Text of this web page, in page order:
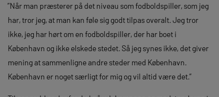
”Når man præsterer på det niveau som fodboldspiller, som jeg
har, tror jeg, at man kan føle sig godt tilpas overalt. Jeg tror
ikke, jeg har hørt om en fodboldspiller, der har boet i
København og ikke elskede stedet. Så jeg synes ikke, det giver
mening at sammenligne andre steder med København.
København er noget særligt for mig og vil altid være det.”